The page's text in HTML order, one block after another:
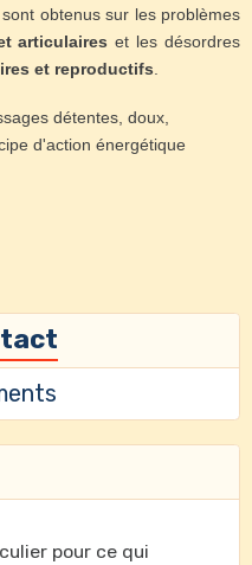
obtenus sur les problèmes
articulaires et les désordres
et reproductifs
détentes, doux,
d'action énergétique
pour ce qui